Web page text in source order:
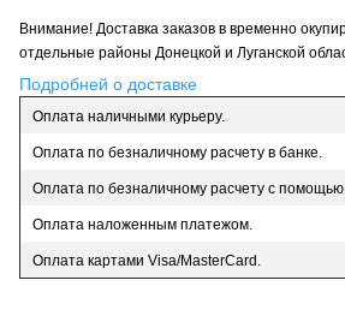
Внимание! Доставка заказов в временно
отдельные районы Донецкой и Луганской
Подробней о доставке
Оплата наличными курьеру.
Оплата по безналичному расчету в банке.
Оплата по безналичному расчету с
Оплата наложенным платежом.
Оплата картами Visa/MasterCard.